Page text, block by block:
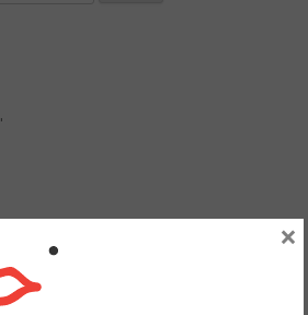
up
×